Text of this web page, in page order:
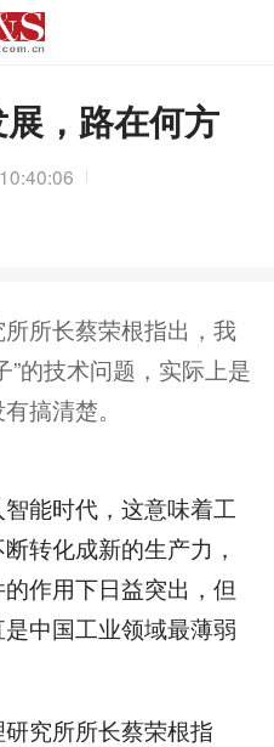
，路在何方
所长蔡荣根指出，我
”的技术问题，实际上是
搞清楚。
能时代，这意味着工
转化成新的生产力，
作用下日益突出，但
中国工业领域最薄弱
究所所长蔡荣根指